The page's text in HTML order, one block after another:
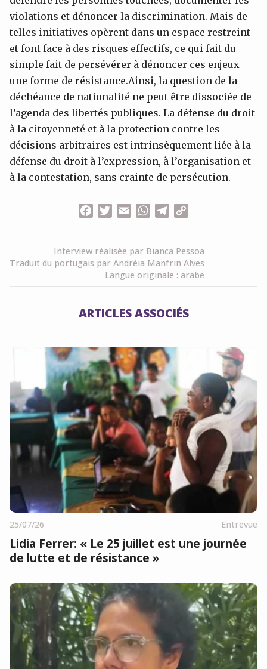
violations et dénoncer la discrimination. Mais de
telles initiatives opèrent dans un espace restreint
et font face à des risques effectifs, ce qui fait du
simple fait de persévérer à dénoncer ces enjeux
une forme de résistance.Ainsi, la question de la
déchéance de nationalité ne peut être dissociée de
l’agenda des libertés publiques. La défense du droit
à la citoyenneté et à la protection contre les
décisions arbitraires est intrinsèquement liée à la
défense du droit à l’expression, à l’organisation et
à la contestation, sans crainte de persécution.
FacebookTwitterEmailWhatsApp
Telegram
Interview réalisée par Bianca Pessoa
Traduit du portugais par Andréia Manfrin Alves
Langue originale : arabe
ARTICLES ASSOCIÉS
25/07/26 Entrevue
Lidia Ferrer: « Le 25 juillet est une journée
de lutte et de résistance »